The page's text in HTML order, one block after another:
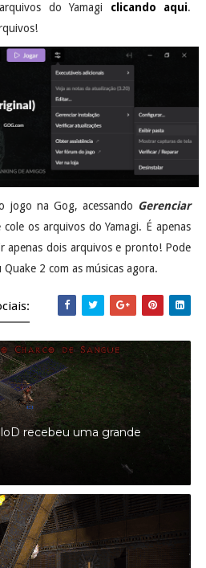
do Yamagiclicando aqui.
jogo na Gog, acessando
cole os arquivos do Yamagi. É apenas
apenas dois arquivos e pronto! Pode
2 com as músicas agora.